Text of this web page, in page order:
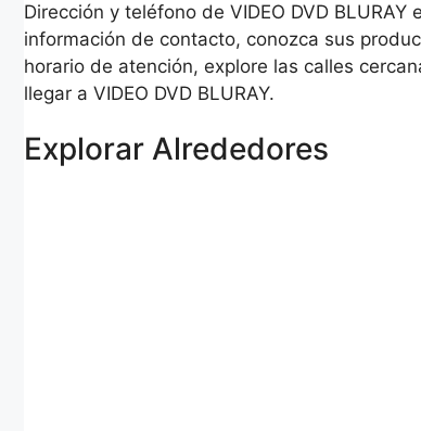
Dirección y teléfono de VIDEO DVD BLURAY
información de contacto, conozca sus
horario de atención, explore las calles
llegar a VIDEO DVD BLURAY.
Explorar Alrededores